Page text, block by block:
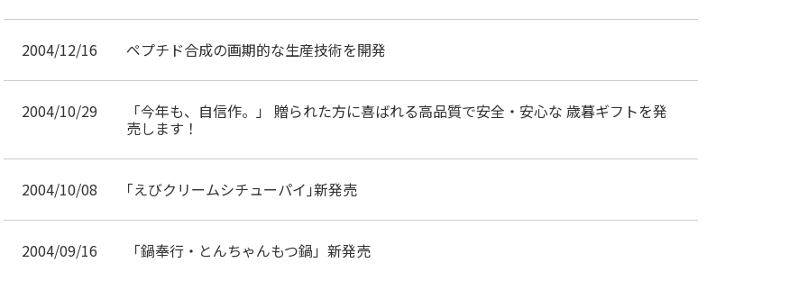
2004/12/16 ペプチド合成の画期的な生産技術を開発
2004/10/29 「今年も、自信作。」 贈られた方に喜ばれる高品質で安全・安心な 歳暮ギフトを発
売します！
2004/10/08 ｢えびクリームシチューパイ｣新発売
2004/09/16 「鍋奉行・とんちゃんもつ鍋」新発売